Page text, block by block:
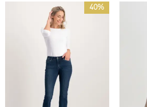
40%
Prijsklasse:
€72,00
tot